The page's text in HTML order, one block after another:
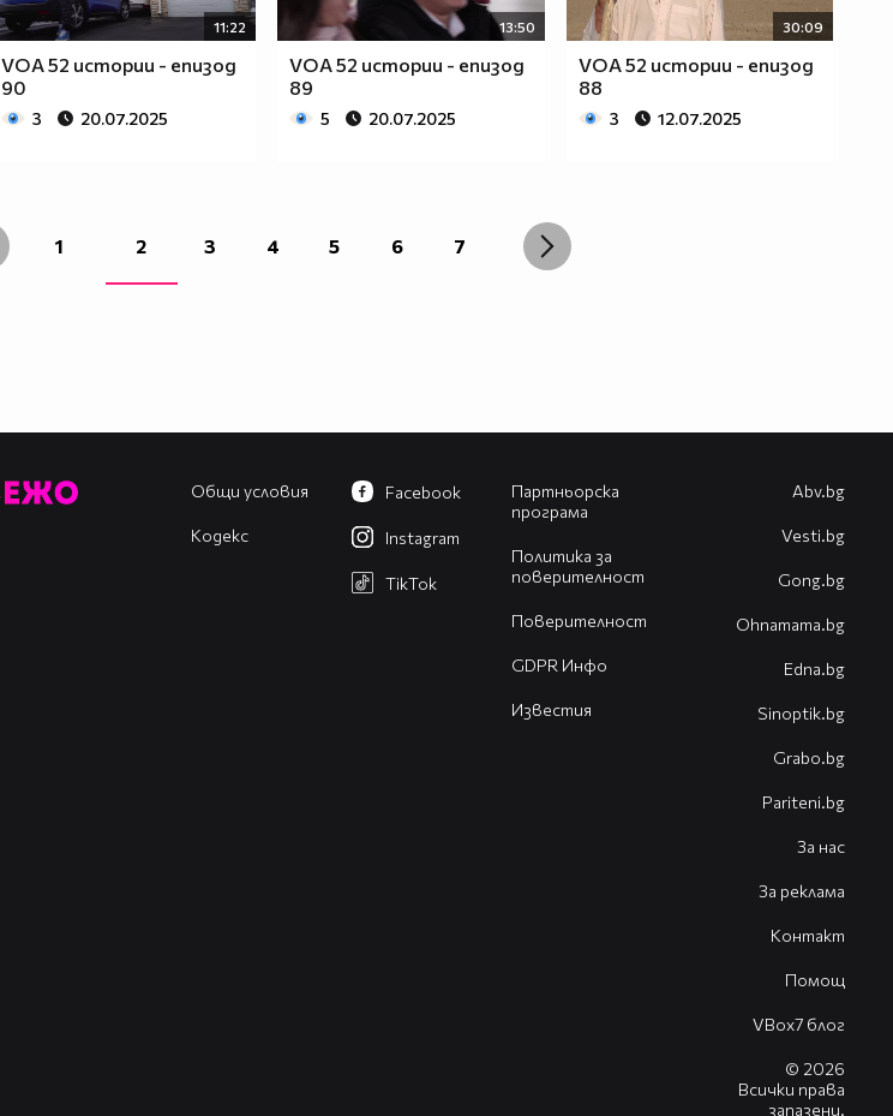
11:22
VOA 52 истории - епизод
90
3 20.07.2025
13:50
VOA 52 истории - епизод
89
5 20.07.2025
30:09
VOA 52 истории - епизод
88
3 12.07.2025
1 2 3 4 5 6 7
Общи условия
Кодекс
Партньорска
програма
Политика за
поверителност
Поверителност
GDPR Инфо
Известия
Facebook
Instagram
TikTok
Abv.bg
Vesti.bg
Gong.bg
Оhnamama.bg
Edna.bg
Sinoptik.bg
Grabo.bg
Pariteni.bg
За нас
За реклама
Контакт
Помощ
VBox7 блог
© 2026
Всички права
запазени.